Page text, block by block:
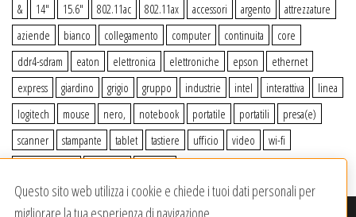
& 14″ 15.6″ 802.11ac 802.11ax accessori argento
attrezzature
aziende
bianco collegamento computer continuita
core
ddr4-sdram
eaton elettronica elettroniche epson
ethernet
express
giardino grigio gruppo industrie intel interattiva
linea
logitech
mouse nero, notebook portatile portatili
presa(e)
scanner
stampante tablet tastiere ufficio video
wi-fi
Questo sito web utilizza i cookie e chiede i tuoi dati personali per
migliorare la tua esperienza di navigazione.